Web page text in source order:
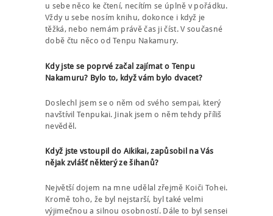
u sebe něco ke čtení, necítím se úplně v pořádku.
Vždy u sebe nosím knihu, dokonce i když je
těžká, nebo nemám právě čas ji číst. V současné
době čtu něco od Tenpu Nakamury.
Kdy jste se poprvé začal zajímat o Tenpu
Nakamuru? Bylo to, když vám bylo dvacet?
Doslechl jsem se o něm od svého sempai, který
navštívil Tenpukai. Jinak jsem o něm tehdy příliš
nevěděl.
Když jste vstoupil do Aikikai, zapůsobil na Vás
nějak zvlášť některý ze šihanů?
Největší dojem na mne udělal zřejmě Koiči Tohei.
Kromě toho, že byl nejstarší, byl také velmi
výjimečnou a silnou osobností. Dále to byl sensei